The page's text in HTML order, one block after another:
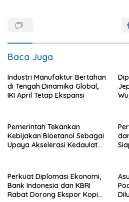
Baca Juga
Industri Manufaktur Bertahan
di Tengah Dinamika Global,
IKI April Tetap Ekspansi
Pemerintah Tekankan
Kebijakan Bioetanol Sebagai
Upaya Akselerasi Kedaulatan
Perkuat Diplomasi Ekonomi,
Bank Indonesia dan KBRI
Rabat Dorong Ekspor Kopi